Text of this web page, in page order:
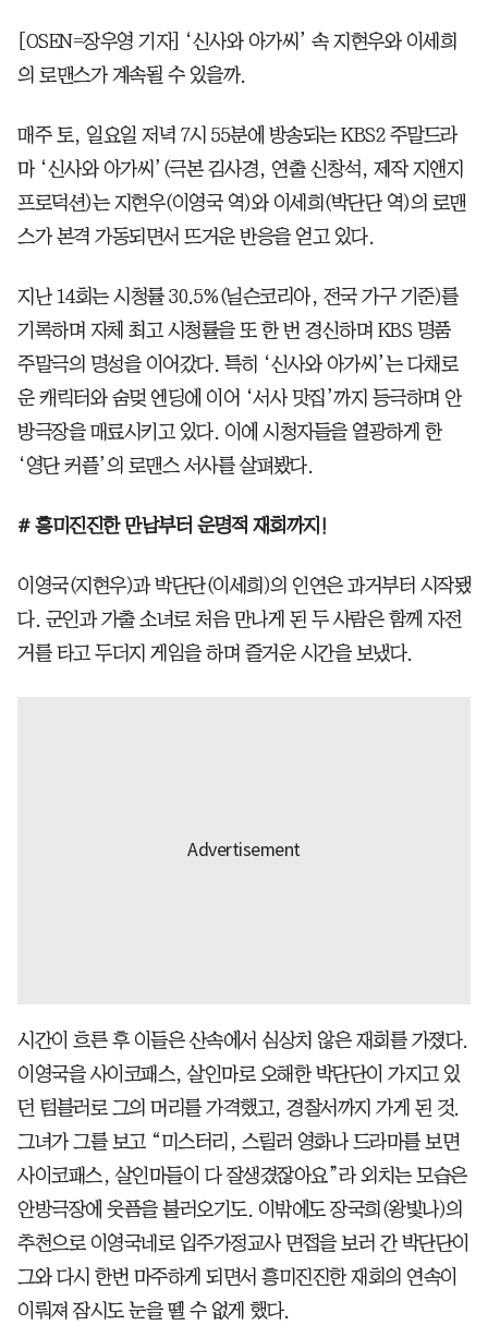
[OSEN=장우영 기자] ‘신사와 아가씨’ 속 지현우와 이세희
의 로맨스가 계속될 수 있을까.
매주 토, 일요일 저녁 7시 55분에 방송되는 KBS2 주말드라
마 ‘신사와 아가씨’(극본 김사경, 연출 신창석, 제작 지앤지
프로덕션)는 지현우(이영국 역)와 이세희(박단단 역)의 로맨
스가 본격 가동되면서 뜨거운 반응을 얻고 있다.
지난 14회는 시청률 30.5%(닐슨코리아, 전국 가구 기준)를
기록하며 자체 최고 시청률을 또 한 번 경신하며 KBS 명품
주말극의 명성을 이어갔다. 특히 ‘신사와 아가씨’는 다채로
운 캐릭터와 숨멎 엔딩에 이어 ‘서사 맛집’까지 등극하며 안
방극장을 매료시키고 있다. 이에 시청자들을 열광하게 한
‘영단 커플’의 로맨스 서사를 살펴봤다.
# 흥미진진한 만남부터 운명적 재회까지!
이영국(지현우)과 박단단(이세희)의 인연은 과거부터 시작됐
다. 군인과 가출 소녀로 처음 만나게 된 두 사람은 함께 자전
거를 타고 두더지 게임을 하며 즐거운 시간을 보냈다.
시간이 흐른 후 이들은 산속에서 심상치 않은 재회를 가졌다.
이영국을 사이코패스, 살인마로 오해한 박단단이 가지고 있
던 텀블러로 그의 머리를 가격했고, 경찰서까지 가게 된 것.
그녀가 그를 보고 “미스터리, 스릴러 영화나 드라마를 보면
사이코패스, 살인마들이 다 잘생겼잖아요”라 외치는 모습은
안방극장에 웃픔을 불러오기도. 이밖에도 장국희(왕빛나)의
추천으로 이영국네로 입주가정교사 면접을 보러 간 박단단이
그와 다시 한번 마주하게 되면서 흥미진진한 재회의 연속이
이뤄져 잠시도 눈을 뗄 수 없게 했다.